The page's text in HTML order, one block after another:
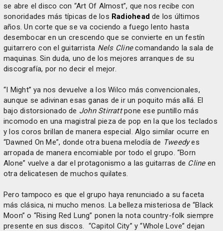
se abre el disco con “Art Of Almost”, que nos recibe con
sonoridades más típicas de los Radiohead de los últimos
años. Un corte que se va cociendo a fuego lento hasta
desembocar en un crescendo que se convierte en un festín
guitarrero con el guitarrista Nels Clinecomandando la sala de
maquinas. Sin duda, uno de los mejores arranques de su
discografía, por no decir el mejor.
“I Might” ya nos devuelve a los Wilco más convencionales,
aunque se adivinan esas ganas de ir un poquito más allá. El
bajo distorsionado de John Stirrattpone ese puntillo más
incomodo en una magistral pieza de pop en la que los teclados
y los coros brillan de manera especial. Algo similar ocurre en
“Dawned On Me”, donde otra buena melodía de Tweedyes
arropada de manera encomiable por todo el grupo. “Born
Alone” vuelve a dar el protagonismo a las guitarras de Clineen
otra delicatesen de muchos quilates.
Pero tampoco es que el grupo haya renunciado a su faceta
más clásica, ni mucho menos. La belleza misteriosa de “Black
Moon” o “Rising Red Lung” ponen la nota country-folk siempre
presente en sus discos. “Capitol City” y “Whole Love” dejan